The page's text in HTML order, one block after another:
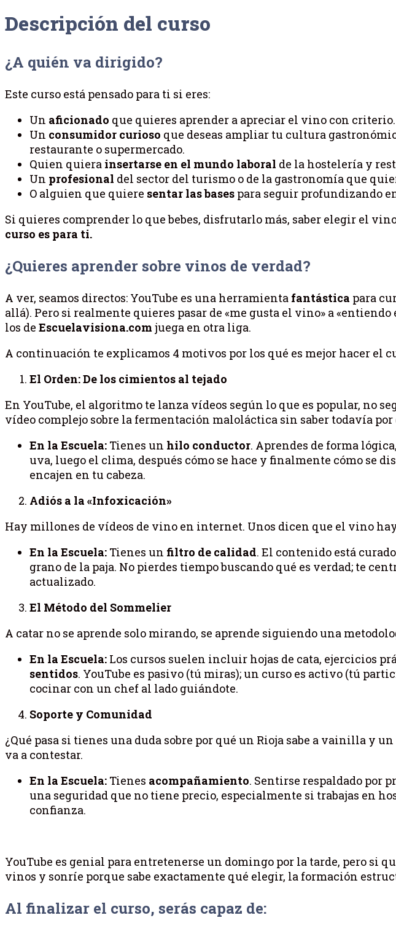
Descripción del curso
¿A quién va dirigido?
Este curso está pensado para ti si eres:
Un aficionado que quieres aprender a apreciar el vino con criterio.
Un consumidor curioso que deseas ampliar tu cultura
restaurante o supermercado.
Quien quiera insertarse en el mundo laboral de la hostelería y
Un profesional del sector del turismo o de la gastronomía que
O alguien que quiere sentar las bases para seguir profundizando
Si quieres comprender lo que bebes, disfrutarlo más, saber elegir el
curso es para ti.
¿Quieres aprender sobre vinos de verdad?
A ver, seamos directos: YouTube es una herramienta fantástica para
allá). Pero si realmente quieres pasar de «me gusta el vino» a
los de Escuelavisiona.comjuega en otra liga.
A continuación te explicamos 4 motivos por los qué es mejor hacer el
El Orden: De los cimientos al tejado
En YouTube, el algoritmo te lanza vídeos según lo que es popular, no
vídeo complejo sobre la fermentación maloláctica sin saber todavía
En la Escuela: Tienes un hilo conductor. Aprendes de forma
uva, luego el clima, después cómo se hace y finalmente cómo se
encajen en tu cabeza.
Adiós a la «Infoxicación»
Hay millones de vídeos de vino en internet. Unos dicen que el vino
En la Escuela: Tienes un filtro de calidad. El contenido está
grano de la paja. No pierdes tiempo buscando qué es verdad; te
actualizado.
El Método del Sommelier
A catar no se aprende solo mirando, se aprende siguiendo una
En la Escuela: Los cursos suelen incluir hojas de cata, ejercicios
sentidos. YouTube es pasivo (tú miras); un curso es activo (tú
cocinar con un chef al lado guiándote.
Soporte y Comunidad
¿Qué pasa si tienes una duda sobre por qué un Rioja sabe a vainilla y
va a contestar.
En la Escuela: Tienes acompañamiento. Sentirse respaldado por
una seguridad que no tiene precio, especialmente si trabajas en
confianza.
YouTube es genial para entretenerse un domingo por la tarde, pero si
vinos y sonríe porque sabe exactamente qué elegir, la formación
Al finalizar el curso, serás capaz de: